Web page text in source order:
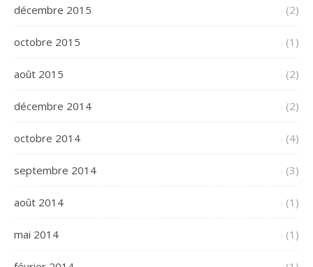
décembre 2015 (2)
octobre 2015 (1)
août 2015 (2)
décembre 2014 (2)
octobre 2014 (4)
septembre 2014 (3)
août 2014 (1)
mai 2014 (1)